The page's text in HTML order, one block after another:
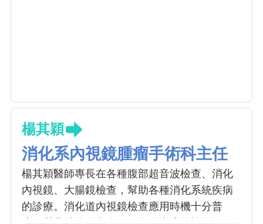
楊其穎
消化系內視鏡腫瘤手術科主任
楊其穎醫師專長在各種腹部超音波檢查、消化
內視鏡、大腸鏡檢查，幫助各種消化系統疾病
的診療。消化道內視鏡檢查應用時機十分普